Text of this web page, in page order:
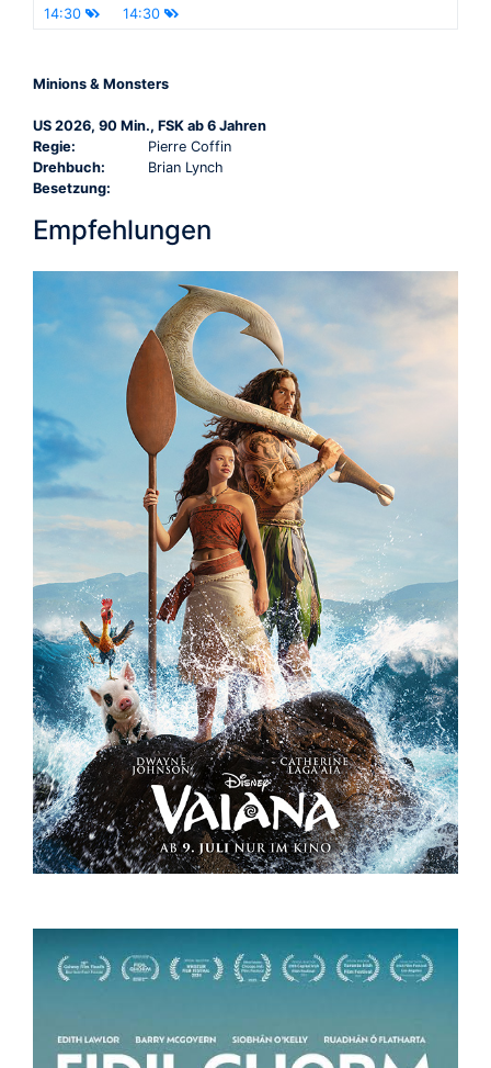
14:30
14:30
Minions & Monsters
US 2026, 90 Min., FSK ab 6 Jahren
Regie:
Pierre Coffin
Drehbuch:
Brian Lynch
Besetzung:
Empfehlungen